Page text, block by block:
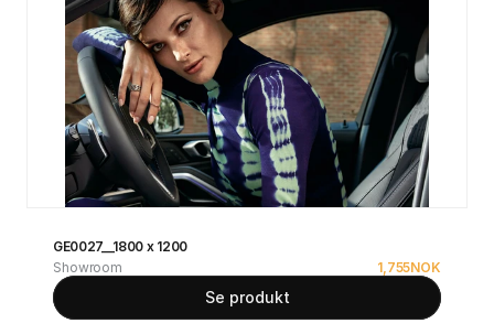
GE0027__1800 x 1200
Showroom
1,755NOK
Se produkt